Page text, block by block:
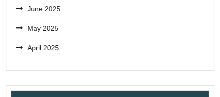
June 2025
May 2025
April 2025